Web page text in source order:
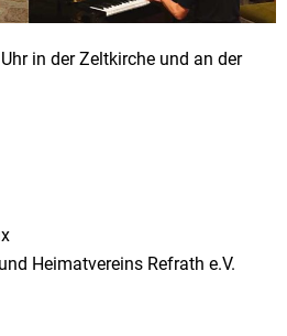
in der Zeltkirche und an der
Heimatvereins Refrath e.V.